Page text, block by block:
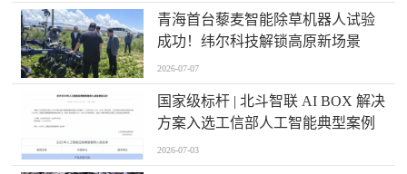
青海首台藜麦智能除草机器人试验
成功！纬尔科技解锁高原新场景
2026-07-07
国家级标杆 | 北斗智联 AI BOX 解决
方案入选工信部人工智能典型案例
2026-07-03